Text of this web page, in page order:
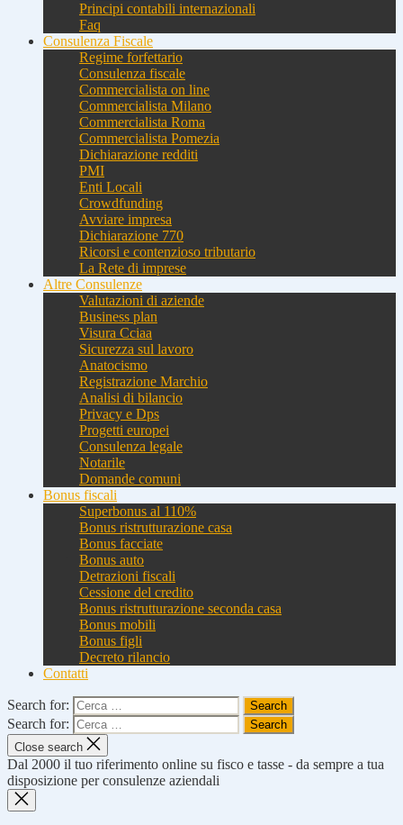
Principi contabili internazionali
Faq
Consulenza Fiscale
Regime forfettario
Consulenza fiscale
Commercialista on line
Commercialista Milano
Commercialista Roma
Commercialista Pomezia
Dichiarazione redditi
PMI
Enti Locali
Crowdfunding
Avviare impresa
Dichiarazione 770
Ricorsi e contenzioso tributario
La Rete di imprese
Altre Consulenze
Valutazioni di aziende
Business plan
Visura Cciaa
Sicurezza sul lavoro
Anatocismo
Registrazione Marchio
Analisi di bilancio
Privacy e Dps
Progetti europei
Consulenza legale
Notarile
Domande comuni
Bonus fiscali
Superbonus al 110%
Bonus ristrutturazione casa
Bonus facciate
Bonus auto
Detrazioni fiscali
Cessione del credito
Bonus ristrutturazione seconda casa
Bonus mobili
Bonus figli
Decreto rilancio
Contatti
Search for:
Search for:
Close search
Dal 2000 il tuo riferimento online su fisco e tasse - da sempre a tua
disposizione per consulenze aziendali